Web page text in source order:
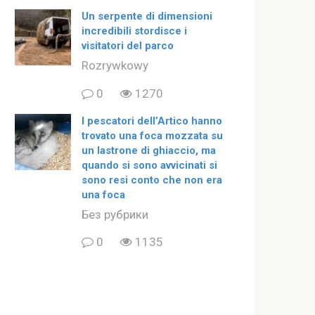
Un serpente di dimensioni
incredibili stordisce i
visitatori del parco
Rozrywkowy
0
1270
I pescatori dell’Artico hanno
trovato una foca mozzata su
un lastrone di ghiaccio, ma
quando si sono avvicinati si
sono resi conto che non era
una foca
Без рубрики
0
1135